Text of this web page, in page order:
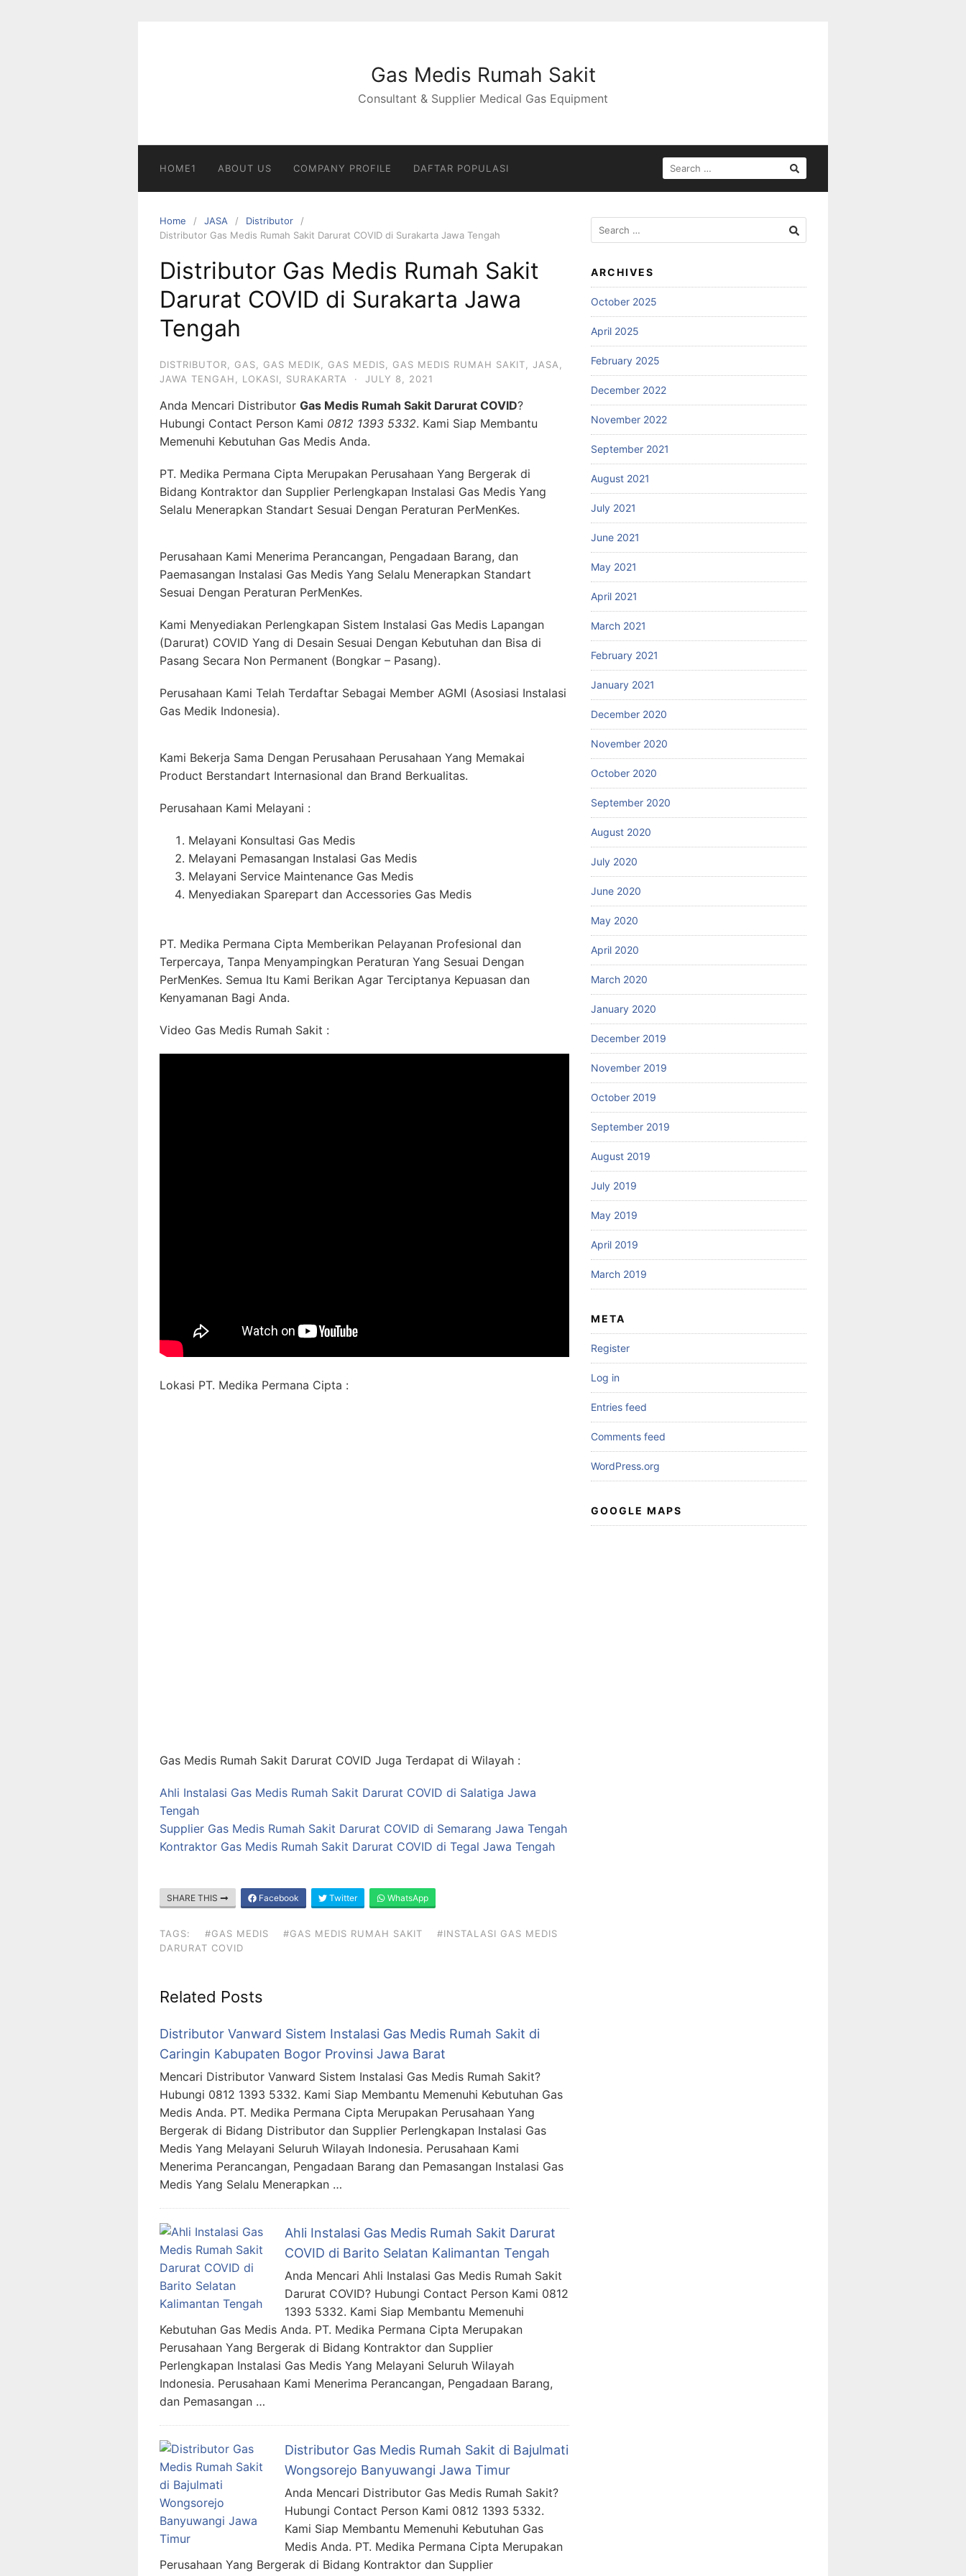
Gas Medis Rumah Sakit
Consultant & Supplier Medical Gas Equipment
HOME1 ABOUT US COMPANY PROFILE DAFTAR POPULASI
SEARCH
FOR:
Home JASA
Distributor
Distributor Gas Medis Rumah Sakit Darurat COVID di Surakarta Jawa Tengah
Distributor Gas Medis Rumah Sakit
Darurat COVID di Surakarta Jawa
Tengah
DISTRIBUTOR GAS GAS MEDIK GAS MEDIS GAS MEDIS RUMAH SAKIT JASA
JAWA TENGAH
LOKASI SURAKARTA · JULY 8, 2021
Anda Mencari Distributor Gas Medis Rumah Sakit Darurat COVID?
Hubungi Contact Person Kami 0812 1393 5332. Kami Siap Membantu
Memenuhi Kebutuhan Gas Medis Anda.
PT. Medika Permana Cipta Merupakan Perusahaan Yang Bergerak di
Bidang Kontraktor dan Supplier Perlengkapan Instalasi Gas Medis Yang
Selalu Menerapkan Standart Sesuai Dengan Peraturan PerMenKes.
Perusahaan Kami Menerima Perancangan, Pengadaan Barang, dan
Paemasangan Instalasi Gas Medis Yang Selalu Menerapkan Standart
Sesuai Dengan Peraturan PerMenKes.
Kami Menyediakan Perlengkapan Sistem Instalasi Gas Medis Lapangan
(Darurat) COVID Yang di Desain Sesuai Dengan Kebutuhan dan Bisa di
Pasang Secara Non Permanent (Bongkar – Pasang).
Perusahaan Kami Telah Terdaftar Sebagai Member AGMI (Asosiasi Instalasi
Gas Medik Indonesia).
Kami Bekerja Sama Dengan Perusahaan Perusahaan Yang Memakai
Product Berstandart Internasional dan Brand Berkualitas.
Perusahaan Kami Melayani :
Melayani Konsultasi Gas Medis
Melayani Pemasangan Instalasi Gas Medis
Melayani Service Maintenance Gas Medis
Menyediakan Sparepart dan Accessories Gas Medis
PT. Medika Permana Cipta Memberikan Pelayanan Profesional dan
Terpercaya, Tanpa Menyampingkan Peraturan Yang Sesuai Dengan
PerMenKes. Semua Itu Kami Berikan Agar Terciptanya Kepuasan dan
Kenyamanan Bagi Anda.
Video Gas Medis Rumah Sakit :
Lokasi PT. Medika Permana Cipta :
Gas Medis Rumah Sakit Darurat COVID Juga Terdapat di Wilayah :
Ahli Instalasi Gas Medis Rumah Sakit Darurat COVID di Salatiga Jawa
Tengah
Supplier Gas Medis Rumah Sakit Darurat COVID di Semarang Jawa Tengah
Kontraktor Gas Medis Rumah Sakit Darurat COVID di Tegal Jawa Tengah
SHARE THIS Facebook Twitter WhatsApp
TAGS: #GAS MEDIS #GAS MEDIS RUMAH SAKIT
#INSTALASI GAS MEDIS
DARURAT COVID
Related Posts
Distributor Vanward Sistem Instalasi Gas Medis Rumah Sakit di
Caringin Kabupaten Bogor Provinsi Jawa Barat
Mencari Distributor Vanward Sistem Instalasi Gas Medis Rumah Sakit?
Hubungi 0812 1393 5332. Kami Siap Membantu Memenuhi Kebutuhan Gas
Medis Anda. PT. Medika Permana Cipta Merupakan Perusahaan Yang
Bergerak di Bidang Distributor dan Supplier Perlengkapan Instalasi Gas
Medis Yang Melayani Seluruh Wilayah Indonesia. Perusahaan Kami
Menerima Perancangan, Pengadaan Barang dan Pemasangan Instalasi Gas
Medis Yang Selalu Menerapkan …
Ahli Instalasi Gas Medis Rumah Sakit Darurat
COVID di Barito Selatan Kalimantan Tengah
Anda Mencari Ahli Instalasi Gas Medis Rumah Sakit
Darurat COVID? Hubungi Contact Person Kami 0812
1393 5332. Kami Siap Membantu Memenuhi
Kebutuhan Gas Medis Anda. PT. Medika Permana Cipta Merupakan
Perusahaan Yang Bergerak di Bidang Kontraktor dan Supplier
Perlengkapan Instalasi Gas Medis Yang Melayani Seluruh Wilayah
Indonesia. Perusahaan Kami Menerima Perancangan, Pengadaan Barang,
dan Pemasangan …
Distributor Gas Medis Rumah Sakit di Bajulmati
Wongsorejo Banyuwangi Jawa Timur
Anda Mencari Distributor Gas Medis Rumah Sakit?
Hubungi Contact Person Kami 0812 1393 5332.
Kami Siap Membantu Memenuhi Kebutuhan Gas
Medis Anda. PT. Medika Permana Cipta Merupakan
Perusahaan Yang Bergerak di Bidang Kontraktor dan Supplier
Search
for:
ARCHIVES
October 2025
April 2025
February 2025
December 2022
November 2022
September 2021
August 2021
July 2021
June 2021
May 2021
April 2021
March 2021
February 2021
January 2021
December 2020
November 2020
October 2020
September 2020
August 2020
July 2020
June 2020
May 2020
April 2020
March 2020
January 2020
December 2019
November 2019
October 2019
September 2019
August 2019
July 2019
May 2019
April 2019
March 2019
META
Register
Log in
Entries feed
Comments feed
WordPress.org
GOOGLE MAPS